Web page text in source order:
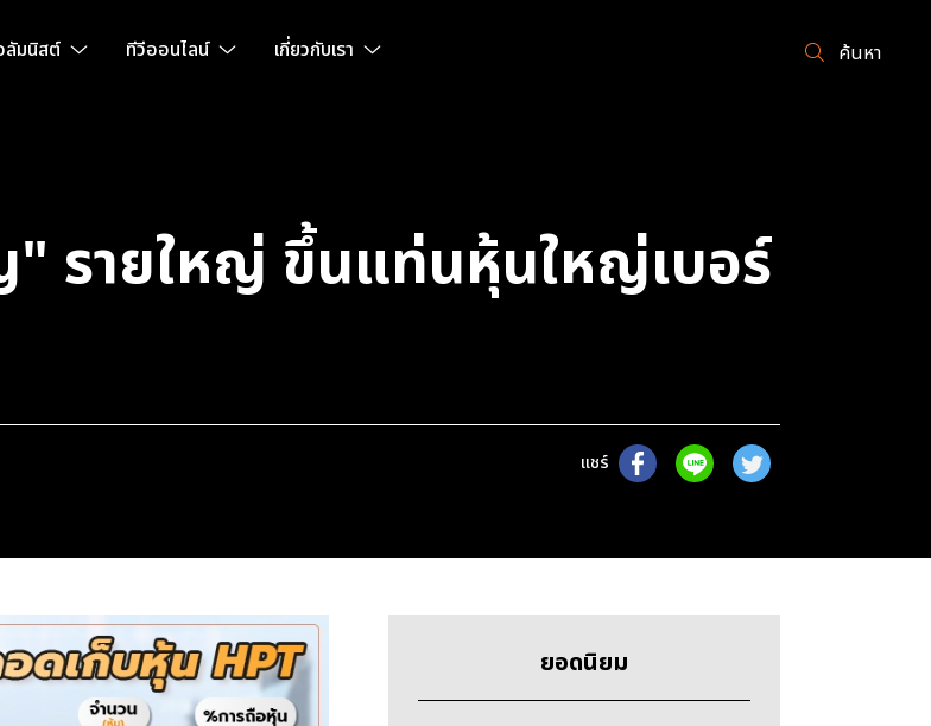
ลัมนิสต์ ทีวีออนไลน์ เกี่ยวกับเรา ค้นหา
" รายใหญ่ ขึ้นแท่นหุ้นใหญ่เบอร์
แชร์
ยอดนิยม